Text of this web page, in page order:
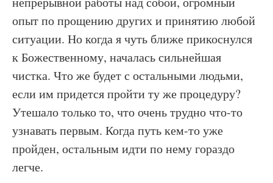
опыт по прощению других и принятию любой
ситуации. Но когда я чуть ближе прикоснулся
к Божественному, началась сильнейшая
чистка. Что же будет с остальными людьми,
если им придется пройти ту же процедуру?
Утешало только то, что очень трудно что-то
узнавать первым. Когда путь кем-то уже
пройден, остальным идти по нему гораздо
легче.